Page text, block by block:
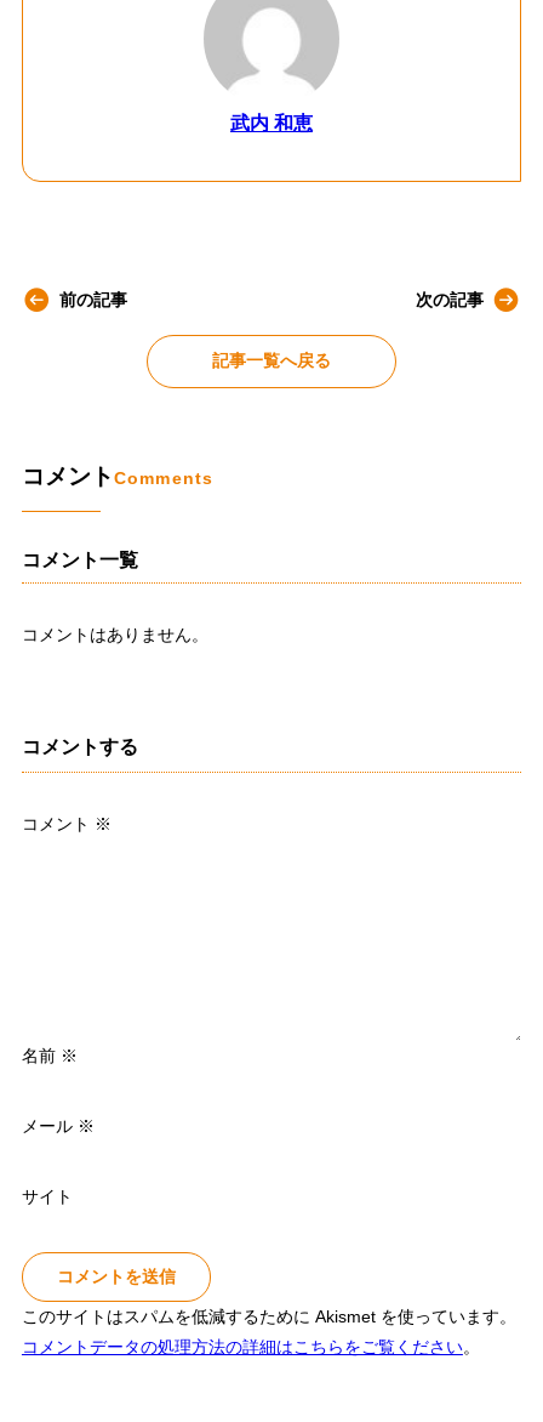
武内 和恵
前の記事
記事一覧へ戻る
次の記事
コメントComments
コメント一覧
コメントはありません。
コメントする
コメント ※
名前 ※
メール ※
サイト
このサイトはスパムを低減するために Akismet を使っています。
コメントデータの処理方法の詳細はこちらをご覧ください。